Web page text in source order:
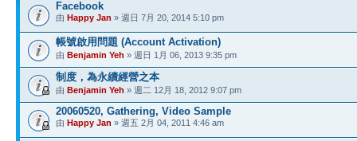
Facebook
由 Happy Jan » 週日 7月 20, 2014 5:10 pm
帳號啟用問題 (Account Activation)
由 Benjamin Yeh » 週日 1月 06, 2013 9:35 pm
制度，為永續經營之本
由 Benjamin Yeh » 週二 12月 18, 2012 9:07 pm
20060520, Gathering, Video Sample
由 Happy Jan » 週五 2月 04, 2011 4:46 am